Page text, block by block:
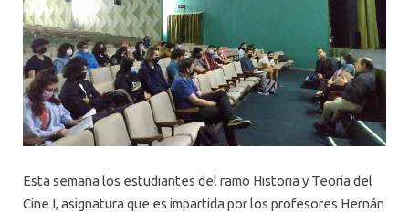
Esta semana los estudiantes del ramo Historia y Teoría del
Cine I, asignatura que es impartida por los profesores Hernán